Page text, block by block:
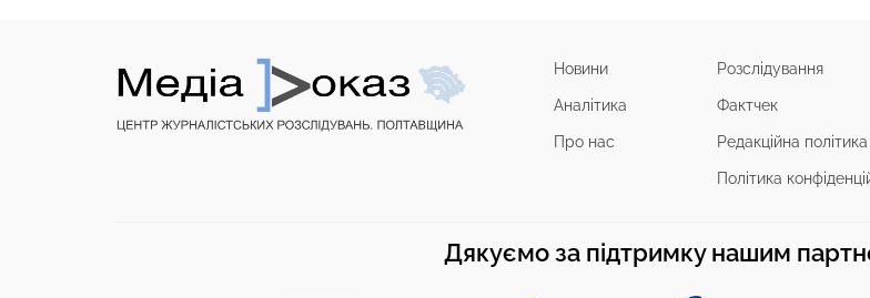
Новини
Аналітика
Про нас
Розслідування
Фактчек
Редакційна політика
Політика
Дякуємо за підтримку нашим